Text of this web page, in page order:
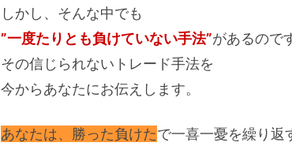
しかし、そんな中でも
”一度たりとも負けていない手法”があるので
その信じられないトレード手法を
今からあなたにお伝えします。
あなたは、勝った負けたで一喜一憂を繰り返